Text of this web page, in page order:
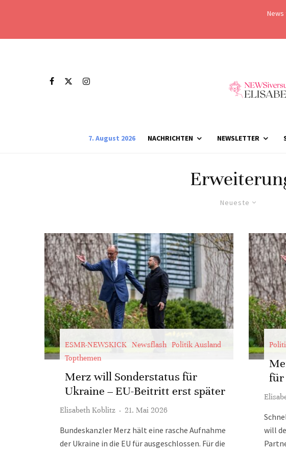
7. August 2026 NACHRICHTEN NEWSLETTER
Neueste
ESMR-NEWSKICK Newsflash Politik Ausland
Topthemen
Merz will Sonderstatus für
Ukraine – EU-Beitritt erst später
Elisabeth Koblitz · 21. Mai 2026
Bundeskanzler Merz hält eine rasche Aufnahme
der Ukraine in die EU für ausgeschlossen. Für die
für
will